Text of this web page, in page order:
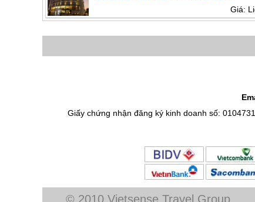
Giá:
Giấy chứng nhận đăng ký kinh doanh số:
© 2010 Vietsense Travel Group